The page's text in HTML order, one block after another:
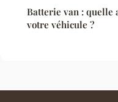
Batterie van : quelle
votre véhicule ?